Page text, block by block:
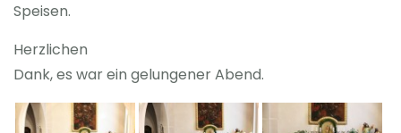
Speisen.
Herzlichen
Dank, es war ein gelungener Abend.